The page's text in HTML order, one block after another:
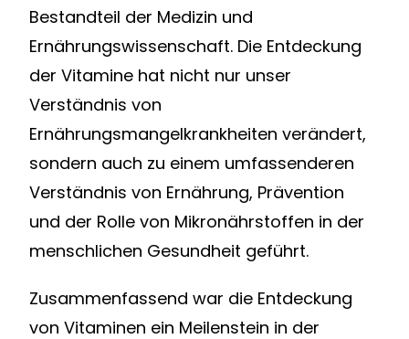
Bestandteil der Medizin und
Ernährungswissenschaft. Die Entdeckung
der Vitamine hat nicht nur unser
Verständnis von
Ernährungsmangelkrankheiten verändert,
sondern auch zu einem umfassenderen
Verständnis von Ernährung, Prävention
und der Rolle von Mikronährstoffen in der
menschlichen Gesundheit geführt.
Zusammenfassend war die Entdeckung
von Vitaminen ein Meilenstein in der